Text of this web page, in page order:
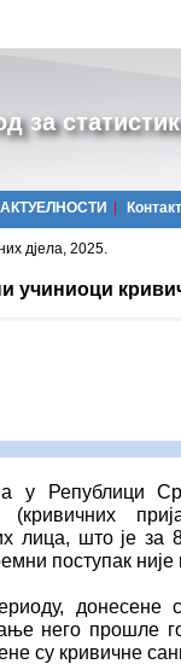
за
АКТУЕЛНОСТИ Контакт
дјела, 2025.
учиниоци
у Републици
(кривичних
лица, што је за
поступак
донесене
него прошле
су кривичне